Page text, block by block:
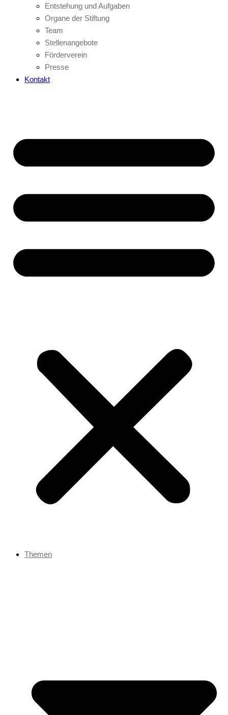
Entstehung und Aufgaben
Organe der Stiftung
Team
Stellenangebote
Förderverein
Presse
Kontakt
Themen